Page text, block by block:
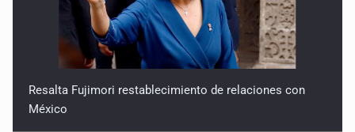
Asume Abelardo De la Espriella como Presidente de